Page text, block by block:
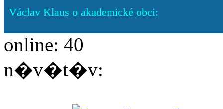
Václav Klaus o akademické obci:
online: 40
n�v�t�v: